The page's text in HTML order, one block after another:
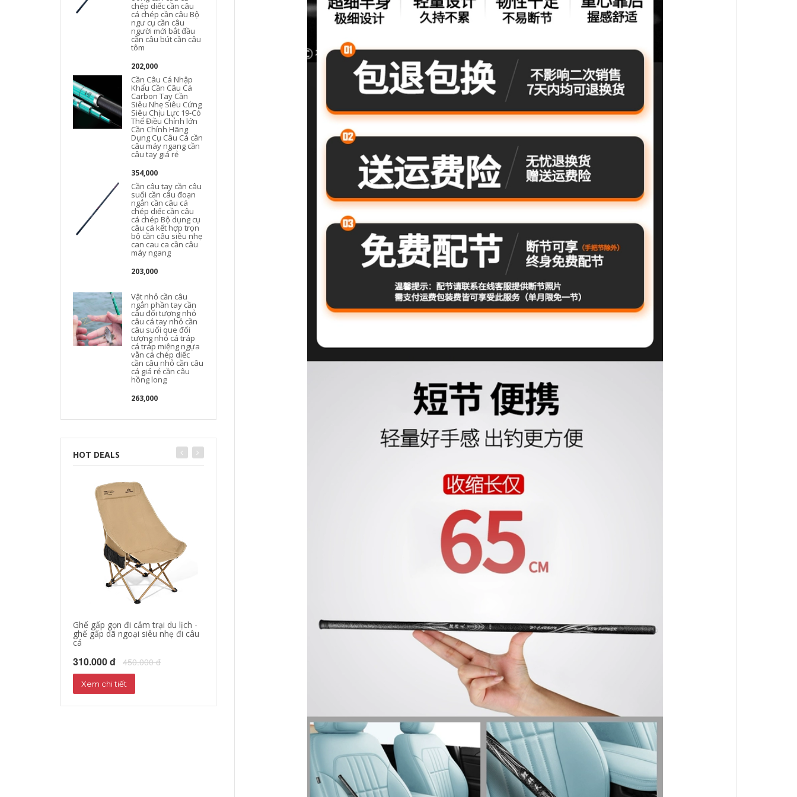
chép diếc cần câu
cá chép cần câu Bộ
ngư cụ cần câu
người mới bắt đầu
cần câu bút cần câu
tôm
202,000
Cần Câu Cá Nhập
Khẩu Cần Câu Cá
Carbon Tay Cần
Siêu Nhẹ Siêu Cứng
Siêu Chịu Lực 19-Có
Thể Điều Chỉnh lớn
Cần Chính Hãng
Dụng Cụ Câu Cá cần
câu máy ngang cần
câu tay giá rẻ
354,000
Cần câu tay cần câu
suối cần câu đoạn
ngắn cần câu cá
chép diếc cần câu
cá chép Bộ dụng cụ
câu cá kết hợp trọn
bộ cần câu siêu nhẹ
can cau ca cần câu
máy ngang
203,000
Vật nhỏ cần câu
ngắn phần tay cần
câu đối tượng nhỏ
câu cá tay nhỏ cần
câu suối que đối
tượng nhỏ cá tráp
cá tráp miệng ngựa
vằn cá chép diếc
cần câu nhỏ cần câu
cá giá rẻ cần câu
hồng long
263,000
Langjian cần câu
nhẹ và cứng 19 tông
carbon chính hãng
cần câu tay chính
hãng can cau don
Kông Yilong Feitian
đoạn ngắn siêu nhẹ
hay dù cước leader
286,000
dây nylon chính
hãng dây phụ siêu
mềm dây câu kéo
mạnh lụa thô Nhật
Bản cước câu cá
siêu bền cước
544,000
phẩm, bộ dây câu,
trọn bộ dây câu
chính hãng Đài
Loan, vật lớn, bộ
dây chính, dụng cụ
câu cá và vật tư
cước câu cá chịu lực
fluorocarbon chính
191,000
HOT DEALS
Ghế gấp gọn đi cắm trại du lịch -
ghế gấp dã ngoại siêu nhẹ đi câu
cá
310.000 đ 450.000 đ
Xem chi tiết
áo khoác đi moto Quần áo bảo
hộ xe máy, quần áo chống gió đi